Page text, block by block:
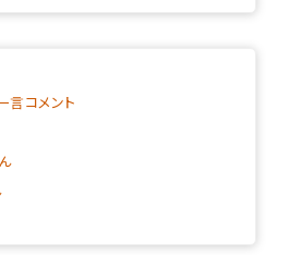
言コメント